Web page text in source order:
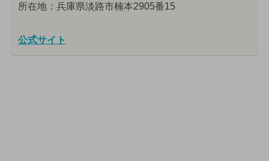
所在地：兵庫県淡路市楠本2905番15
公式サイト